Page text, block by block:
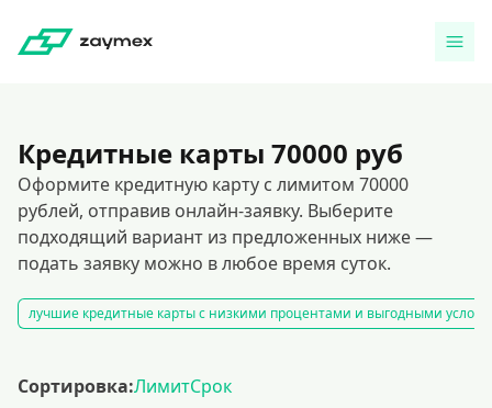
Кредитные карты 70000 руб
Оформите кредитную карту с лимитом 70000
рублей, отправив онлайн-заявку. Выберите
подходящий вариант из предложенных ниже —
подать заявку можно в любое время суток.
лучшие кредитные карты с низкими процентами и выгодными
Сортировка:ЛимитСрок